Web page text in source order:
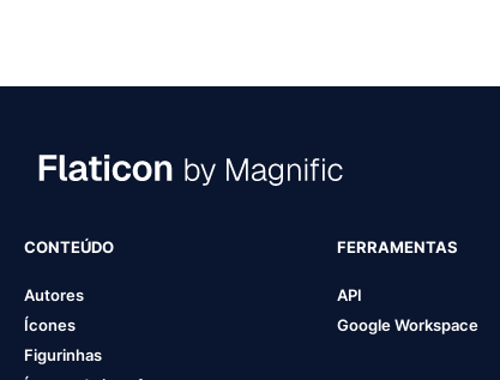
CONTEÚDO
Autores
Ícones
Figurinhas
FERRAMENTAS
API
Google Workspace